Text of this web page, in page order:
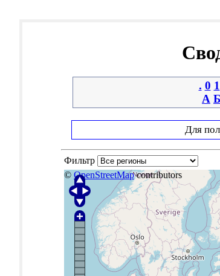
. 0 1
А Б
Для
Фильтр
© OpenStreetMapcontributors